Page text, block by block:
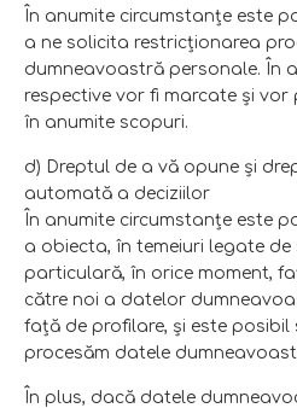
În anumite circumstanţe este
a ne solicita restricţionarea
dumneavoastră personale. În
respective vor fi marcate şi
în anumite scopuri.
d) Dreptul de a vă opune şi
automată a deciziilor
În anumite circumstanţe este
a obiecta, în temeiuri legate
particulară, în orice moment,
către noi a datelor
faţă de profilare, şi este posibil
procesăm datele
În plus, dacă datele